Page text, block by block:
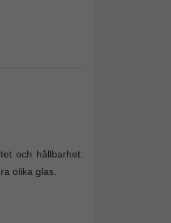
och hållbarhet.
olika glas.